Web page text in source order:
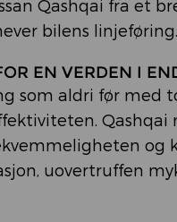
Qashqai fra et
bilens
EN VERDEN I
som aldri før med
Qashqai
og
uovertruffen